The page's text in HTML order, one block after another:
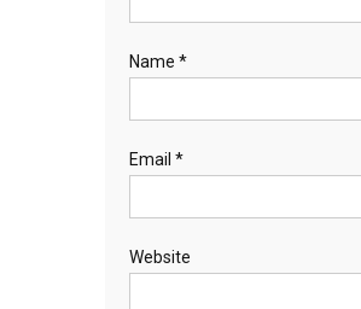
Name *
Email *
Website